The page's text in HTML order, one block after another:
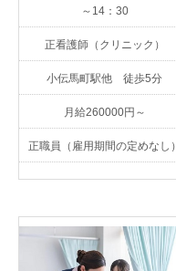
～14：30
正看護師（クリニック）
小伝馬町駅他 徒歩5分
月給260000円～
正職員（雇用期間の定めなし）